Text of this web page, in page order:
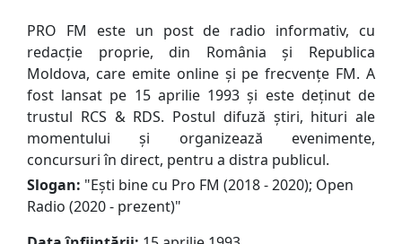
PRO FM este un post de radio informativ, cu
redacție proprie, din România și Republica
Moldova, care emite online și pe frecvențe FM. A
fost lansat pe 15 aprilie 1993 și este deținut de
trustul RCS & RDS. Postul difuză știri, hituri ale
momentului și organizează evenimente,
concursuri în direct, pentru a distra publicul.
Slogan: "Ești bine cu Pro FM (2018 - 2020); Open
Radio (2020 - prezent)"